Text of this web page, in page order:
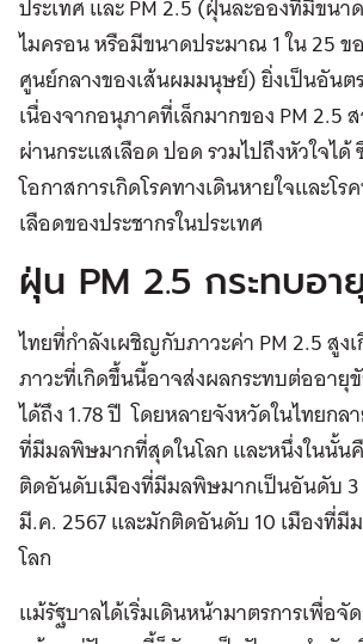
ประเทศ และ PM 2.5 (ฝุ่นละอองที่มีขนา
ไมครอน หรือมีขนาดประมาณ 1 ใน 25 ข
ศูนย์กลางของเส้นผมมนุษย์) ยิ่งเป็นอันต
เนื่องจากอนุภาคที่เล็กมากของ PM 2.5
ผ่านกระแสเลือด ปอด รวมไปถึงหัวใจได้
โอกาสการเกิดโรคทางเดินหายใจและโ
เลือดของประชากรในประเทศ
ฝุ่น PM 2.5 กระทบอา
ไทยที่กำลังเผชิญกับภาวะค่า PM 2.5 สูง
ภาวะที่เกิดขึ้นนี้อาจส่งผลกระทบต่ออายุ
ได้ถึง 1.78 ปี โดยหลายจังหวัดในไทยกล
ที่มีมลพิษมากที่สุดในโลก และหนึ่งในนั้น
ติดอันดับเมืองที่มีมลพิษมากเป็นอันดับ 3
มี.ค. 2567 และมักติดอันดับ 10 เมืองที่
โลก
แม้รัฐบาลได้เริ่มเดินหน้ามาตรการเพื่อจั